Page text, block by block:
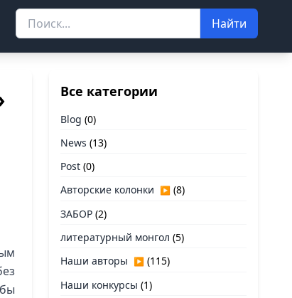
Найти
Все категории
Blog (0)
News (13)
Post (0)
Авторские колонки ▶ (8)
ЗАБОР (2)
литературный монгол (5)
Наши авторы ▶ (115)
Наши конкурсы (1)